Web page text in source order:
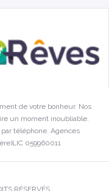
de votre bonheur. Nos
un moment inoubliable.
téléphone. Agences
059960011
RÉSERVÉS.